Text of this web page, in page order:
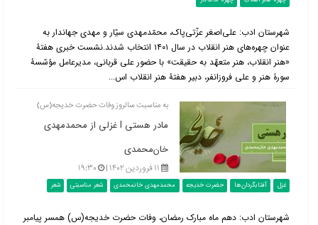
شهرستان ادب: علی‌اصغر عزّتی‌پاک، محمّدمهدی سیّار و مهدی جهاندار به
عنوان چهره‌های هنر انقلاب در سال ۱۴۰۱ انتخاب شدند.نشست خبری هفتۀ
«هنر انقلاب، هنر متعهّد به حقیقت» با حضور علی قربانی، مدیرعامل مؤسّسۀ
سورۀ هنر و علی فروزانفر، دبیر هفتۀ هنر انقلاب اس...
به مناسبت سالروز وفات حضرت خدیجه(س)
مادر هستی l غزلی از محمدمهدی
خان‌محمدی
۱۱ فروردین ۱۴۰۲ | ۱۹:۳۰
غزل آفتابگردان‌ها حضرت خدیجه محمدمهدی خانمحمدی شعر مناسبتی شعر
شهرستان ادب: دهم ماه مبارک رمضان، وفات حضرت خدیجه(س) همسر پیامبر